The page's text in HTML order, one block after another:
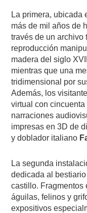
La primera, ubicada
más de mil años de
través de un archivo
reproducción
madera del siglo
mientras que una
tridimensional por
Además, los
virtual con
narraciones
impresas en 3D de
y doblador italiano
La segunda
dedicada al
castillo. Fragmentos
águilas, felinos y
expositivos